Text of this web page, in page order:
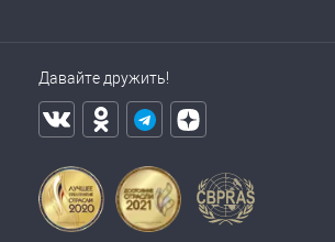
Давайте дружить!